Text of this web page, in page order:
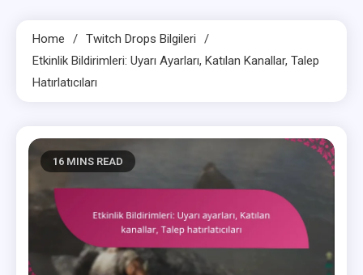
Home
Twitch Drops Bilgileri
Etkinlik Bildirimleri: Uyarı Ayarları, Katılan Kanallar, Talep
Hatırlatıcıları
16 MINS READ